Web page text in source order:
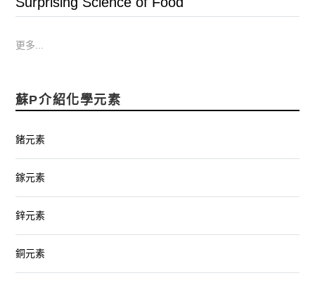
更多...
蘇P介紹化學元素
鍺元素
鎵元素
鋅元素
銅元素